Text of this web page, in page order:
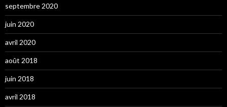
septembre 2020
juin 2020
avril 2020
août 2018
juin 2018
avril 2018